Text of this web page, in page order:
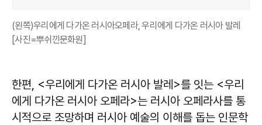
(왼쪽)우리에게 다가온 러시아오페라, 우리에게 다가온 러시아 발레
[사진=뿌쉬낀문화원]
한편, <우리에게 다가온 러시아 발레>를 잇는 <우리
에게 다가온 러시아 오페라>는 러시아 오페라사를 통
시적으로 조망하며 러시아 예술의 이해를 돕는 인문학